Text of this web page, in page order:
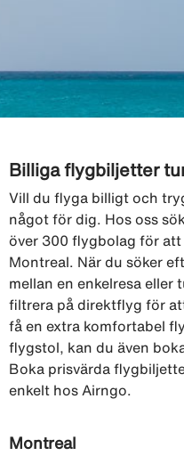
Billiga flygbiljetter
Vill du flyga billigt och
något för dig. Hos oss
över 300 flygbolag för
Montreal. När du söker
mellan en enkelresa eller
filtrera på direktflyg för
få en extra komfortabel
flygstol, kan du även
Boka prisvärda
enkelt hos Airngo.
Montreal